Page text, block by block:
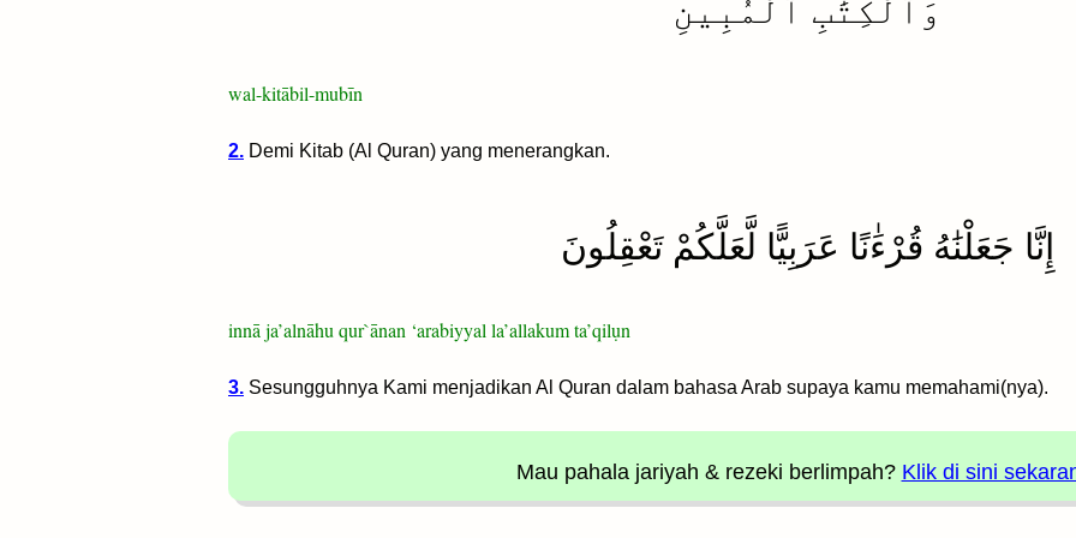
وَٱلْكِتَٰبِ ٱلْمُبِينِ
wal-kitābil-mubīn
2. Demi Kitab (Al Quran) yang menerangkan.
إِنَّا جَعَلْنَٰهُ قُرْءَٰنًا عَرَبِيًّا لَّعَلَّكُمْ تَعْقِلُونَ
innā ja’alnāhu qur`ānan ‘arabiyyal la’allakum ta’qilụn
3. Sesungguhnya Kami menjadikan Al Quran dalam bahasa Arab supaya kamu memahami(nya).
Mau pahala jariyah & rezeki berlimpah? Klik di sini